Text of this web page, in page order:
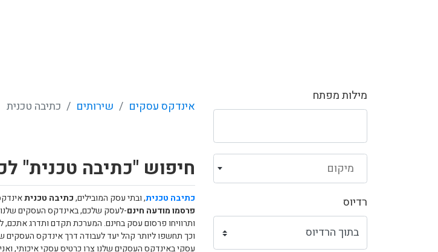
מילות מפתח
מיקום
רדיוס
אינדקס עסקים שירותים כתיבה טכנית
חיפוש "כתיבה טכנית"
כתיבה טכנית, ובתי עסק המובילים,כתיבה טכנית
פרסמו מודעה חינם-לעסק שלכם, באינדקס העסקים שלנו
ותרוויחו פרסום עסק בחינם. המערכת תקדם ותדרג
וכך תחשפו ליותר קהל יעד לעבודה דרך אינדקס העסקים
עסקי באינדקס העסקים שלנו צרו כרטיס עסקי איכותי,